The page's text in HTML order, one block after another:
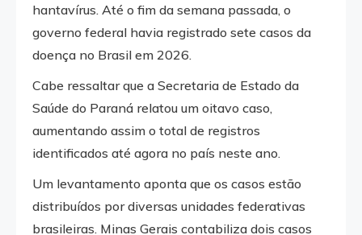
hantavírus. Até o fim da semana passada, o
governo federal havia registrado sete casos da
doença no Brasil em 2026.
Cabe ressaltar que a Secretaria de Estado da
Saúde do Paraná relatou um oitavo caso,
aumentando assim o total de registros
identificados até agora no país neste ano.
Um levantamento aponta que os casos estão
distribuídos por diversas unidades federativas
brasileiras. Minas Gerais contabiliza dois casos